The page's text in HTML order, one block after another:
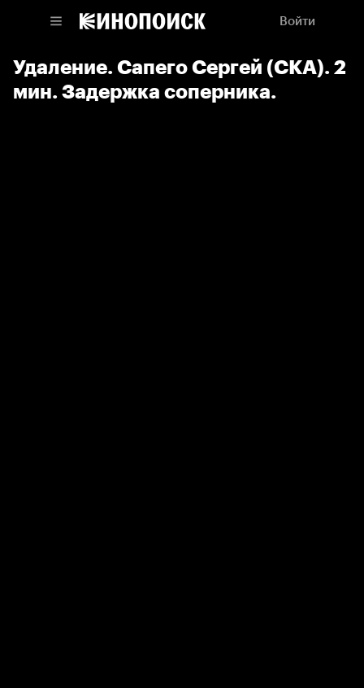
Войти
Удаление. Сапего Сергей (СКА). 2
мин. Задержка соперника.